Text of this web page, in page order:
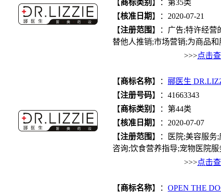
【商标类别 】：第35类
【核准日期】：2020-07-21
【注册范围】：广告;特许经营
替他人推销;市场营销;为商品和
>>>点击
【商标名称】： 郦医生
【注册号码】：41663343
【商标类别 】：第44类
【核准日期】：2020-07-07
【注册范围】：医院;美容服务
咨询;饮食营养指导;宠物医院服
>>>点击
【商标名称】： OPEN THE